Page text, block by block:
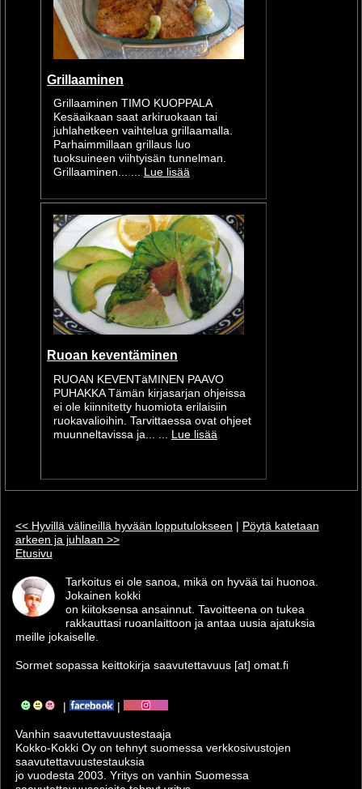
Grillaaminen
Grillaaminen TIMO KUOPPALA
Kesäaikaan saat arkiruokaan tai
juhlahetkeen vaihtelua grillaamalla.
Parhaimmillaan grillaus luo
tuoksuineen viihtyisän tunnelman.
Grillaaminen... ... Lue lisää
Ruoan keventäminen
RUOAN KEVENTäMINEN PAAVO
PUHAKKA Tämän kirjasarjan ohjeissa
ei ole kiinnitetty huomiota erilaisiin
ruokavalioihin. Tarvittaessa ovat ohjeet
muunneltavissa ja... ...
Lue lisää
<< Hyvillä välineillä hyvään lopputulokseen
Pöytä katetaan
arkeen ja juhlaan >>
Etusivu
Tarkoitus ei ole sanoa, mikä on hyvää tai huonoa.
Jokainen kokki
on kiitoksensa ansainnut. Tavoitteena on tukea
rakkauttasi ruoanlaittoon ja antaa uusia ajatuksia
meille jokaiselle.
Sormet sopassa keittokirja saavutettavuus [at] omat.fi
| |
Vanhin saavutettavuus­testaaja
Kokko-Kokki Oy on tehnyt suomessa verkkosivustojen
saavutettavuus­testauksia
jo vuodesta 2003. Yritys on vanhin Suomessa